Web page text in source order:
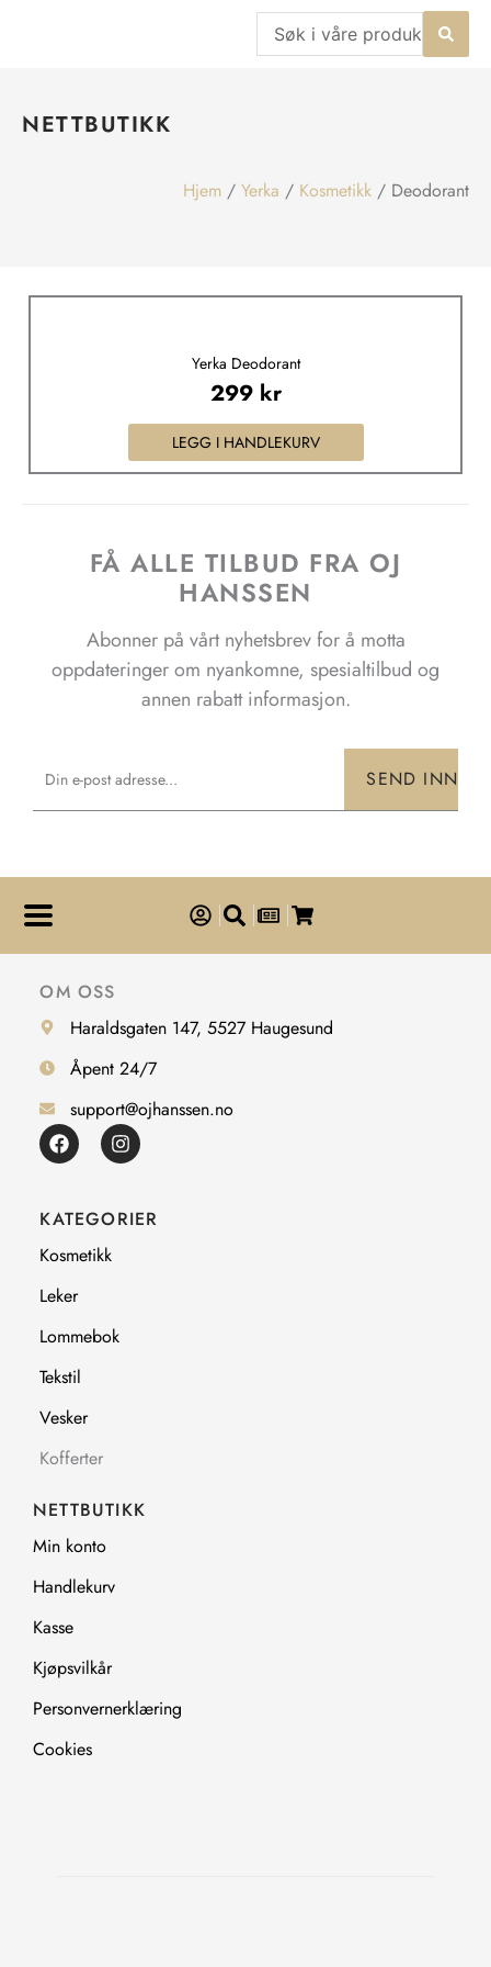
Search
...
NETTBUTIKK
Hjem / Yerka / Kosmetikk / Deodorant
Yerka Deodorant
299 kr
LEGG I HANDLEKURV
FÅ ALLE TILBUD FRA OJ
HANSSEN
Abonner på vårt nyhetsbrev for å motta
oppdateringer om nyankomne, spesialtilbud og
annen rabatt informasjon.
SEND INN
OM OSS
Haraldsgaten 147, 5527 Haugesund
Åpent 24/7
support@ojhanssen.no
F
a
c
b
o
o
k
I
n
s
a
g
KATEGORIER
Kosmetikk
Leker
Lommebok
Tekstil
Vesker
Kofferter
NETTBUTIKK
Min konto
Handlekurv
Kasse
Kjøpsvilkår
Personvernerklæring
Cookies